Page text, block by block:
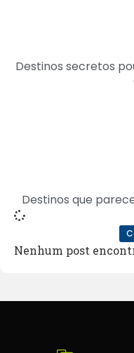
Destinos secretos
Destinos que
Nenhum post